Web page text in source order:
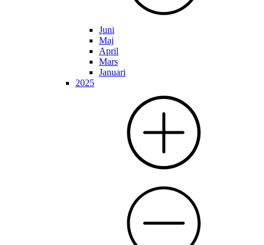
Juni
Maj
April
Mars
Januari
2025